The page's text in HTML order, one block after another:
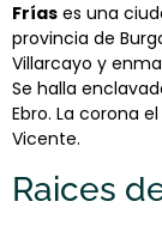
Frías es una
provincia de
Villarcayo y
Se halla
Ebro. La corona
Vicente.
Raices